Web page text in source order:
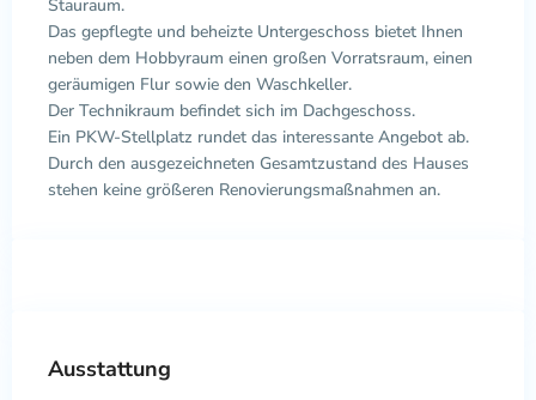
Stauraum.
Das gepflegte und beheizte Untergeschoss bietet Ihnen
neben dem Hobbyraum einen großen Vorratsraum, einen
geräumigen Flur sowie den Waschkeller.
Der Technikraum befindet sich im Dachgeschoss.
Ein PKW-Stellplatz rundet das interessante Angebot ab.
Durch den ausgezeichneten Gesamtzustand des Hauses
stehen keine größeren Renovierungsmaßnahmen an.
Ausstattung